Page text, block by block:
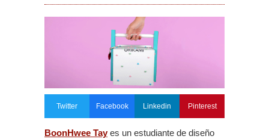
Twitter Facebook Linkedin Pinterest
BoonHwee Tayes un estudiante de diseño